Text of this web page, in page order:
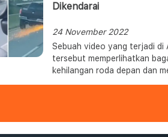
Dikendarai
24 November 2022
Sebuah video yang terjadi di
tersebut memperlihatkan
kehilangan roda depan dan